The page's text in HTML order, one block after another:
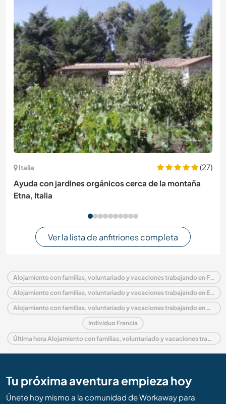
Italia
(27)
Ayuda con jardines orgánicos cerca de la montaña
Etna, Italia
Ver la lista de anfitriones completa
Alojamiento con familias, voluntariado y vacaciones trabajando en Francia
Alojamiento con familias, voluntariado y vacaciones trabajando en Europa
Alojamiento con familias, voluntariado y vacaciones trabajando en Mediodía-Pirineos
Individuo Francia
Última hora Alojamiento con familias, voluntariado y vacaciones trabajando en Francia
Tu próxima aventura empieza hoy
Únete hoy mismo a la comunidad de Workaway para